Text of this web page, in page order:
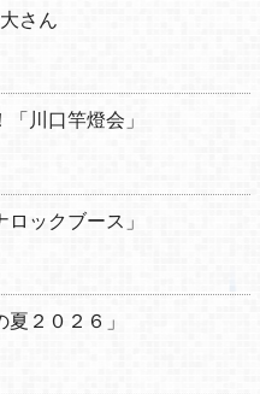
さん
川口竿燈会」
ロックブース」
夏２０２６」